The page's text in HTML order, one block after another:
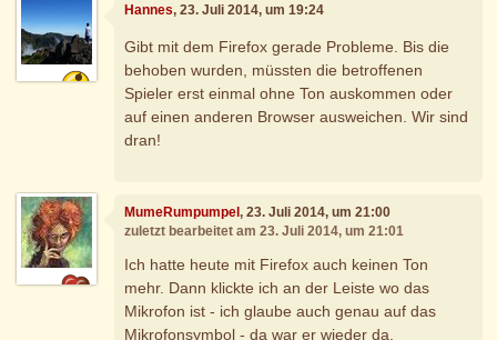
Hannes, 23. Juli 2014, um 19:24
Gibt mit dem Firefox gerade Probleme. Bis die
behoben wurden, müssten die betroffenen
Spieler erst einmal ohne Ton auskommen oder
auf einen anderen Browser ausweichen. Wir sind
dran!
MumeRumpumpel, 23. Juli 2014, um 21:00
zuletzt bearbeitet am 23. Juli 2014, um 21:01
Ich hatte heute mit Firefox auch keinen Ton
mehr. Dann klickte ich an der Leiste wo das
Mikrofon ist - ich glaube auch genau auf das
Mikrofonsymbol - da war er wieder da.